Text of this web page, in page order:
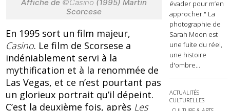
Affiche de ©Casino (1995) Martin
Scorcese
En 1995 sort un film majeur,
Casino. Le film de Scorsese a
indéniablement servi à la
mythification et à la renommée de
Las Vegas, et ce n’est pourtant pas
un glorieux portrait qu’il dépeint.
C’est la deuxième fois, après Les
évader pour m’en
approcher." La
photographie de
Sarah Moon est
une fuite du réel,
une histoire
d'ombre...
ACTUALITÉS
CULTURELLES